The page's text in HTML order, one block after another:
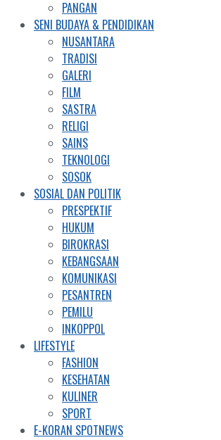
PANGAN
SENI BUDAYA & PENDIDIKAN
NUSANTARA
TRADISI
GALERI
FILM
SASTRA
RELIGI
SAINS
TEKNOLOGI
SOSOK
SOSIAL DAN POLITIK
PRESPEKTIF
HUKUM
BIROKRASI
KEBANGSAAN
KOMUNIKASI
PESANTREN
PEMILU
INKOPPOL
LIFESTYLE
FASHION
KESEHATAN
KULINER
SPORT
E-KORAN SPOTNEWS